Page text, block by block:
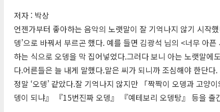
저자 : 박상
언젠가부터 좋아하는 음악의 노랫말이 잘 기억나지 않기 시작
뎅’으로 바꿔서 부르곤 했다. 예를 들면 김광석 님의 <너무 아
하는 식으로 오뎅을 막 집어넣었다.그러다 보니 아는 노랫말에
다.어른들은 늘 내게 말했다.말은 씨가 되니까 조심해야 한단
정말 ‘오뎅’ 같았다.잘 기억나지 않지만 「짝짝이 오뎅과 고
뎅이 되냐』 『15번진짜 오뎅』 『예테보리 오뎅탕』 등을 출